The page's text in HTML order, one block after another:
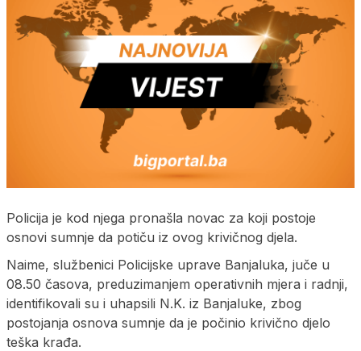
Policija je kod njega pronašla novac za koji postoje
osnovi sumnje da potiču iz ovog krivičnog djela.
Naime, službenici Policijske uprave Banjaluka, juče u
08.50 časova, preduzimanjem operativnih mjera i radnji,
identifikovali su i uhapsili N.K. iz Banjaluke, zbog
postojanja osnova sumnje da je počinio krivično djelo
teška krađa.